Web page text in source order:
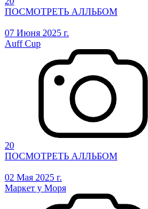
ПОСМОТРЕТЬ АЛЛЬБОМ
07 Июня 2025 г.
Auff Cup
20
ПОСМОТРЕТЬ АЛЛЬБОМ
02 Мая 2025 г.
Маркет у Моря